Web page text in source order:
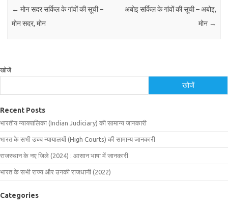
← मोन सदर सर्किल के गांवों की सूची –
मोन सदर, मोन
अबोइ सर्किल के गांवों की सूची – अबोइ,
मोन →
खोजें
खोजें
Recent Posts
भारतीय न्यायपालिका (Indian Judiciary) की सामान्य जानकारी
भारत के सभी उच्च न्यायालयों (High Courts) की सामान्य जानकारी
राजस्थान के नए जिले (2024) : आसान भाषा में जानकारी
भारत के सभी राज्य और उनकी राजधानी (2022)
Categories